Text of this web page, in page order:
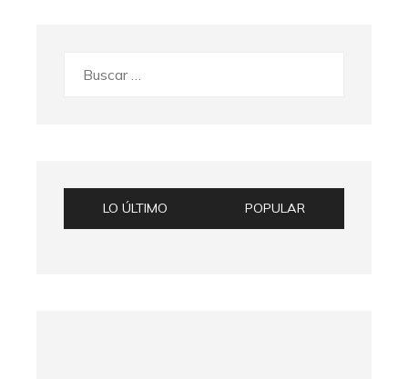
LO ÚLTIMO POPULAR